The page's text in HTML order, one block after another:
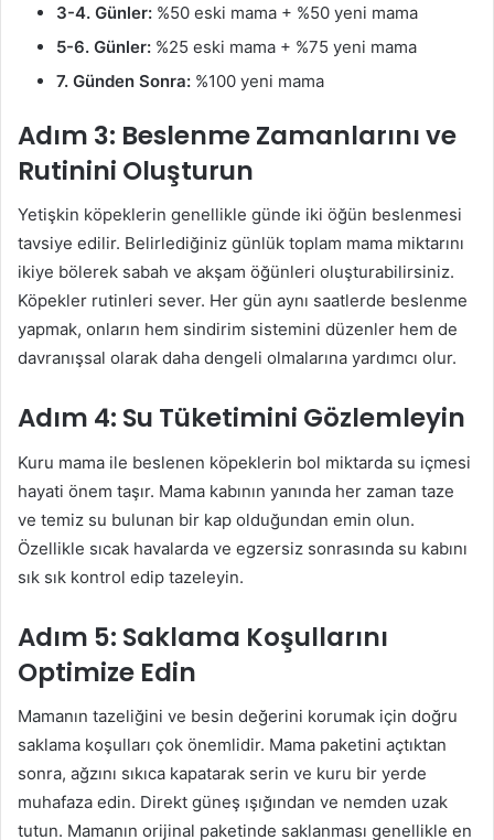
3-4. Günler: %50 eski mama + %50 yeni mama
5-6. Günler: %25 eski mama + %75 yeni mama
7. Günden Sonra: %100 yeni mama
Adım 3: Beslenme Zamanlarını ve
Rutinini Oluşturun
Yetişkin köpeklerin genellikle günde iki öğün beslenmesi
tavsiye edilir. Belirlediğiniz günlük toplam mama miktarını
ikiye bölerek sabah ve akşam öğünleri oluşturabilirsiniz.
Köpekler rutinleri sever. Her gün aynı saatlerde beslenme
yapmak, onların hem sindirim sistemini düzenler hem de
davranışsal olarak daha dengeli olmalarına yardımcı olur.
Adım 4: Su Tüketimini Gözlemleyin
Kuru mama ile beslenen köpeklerin bol miktarda su içmesi
hayati önem taşır. Mama kabının yanında her zaman taze
ve temiz su bulunan bir kap olduğundan emin olun.
Özellikle sıcak havalarda ve egzersiz sonrasında su kabını
sık sık kontrol edip tazeleyin.
Adım 5: Saklama Koşullarını
Optimize Edin
Mamanın tazeliğini ve besin değerini korumak için doğru
saklama koşulları çok önemlidir. Mama paketini açtıktan
sonra, ağzını sıkıca kapatarak serin ve kuru bir yerde
muhafaza edin. Direkt güneş ışığından ve nemden uzak
tutun. Mamanın orijinal paketinde saklanması genellikle en